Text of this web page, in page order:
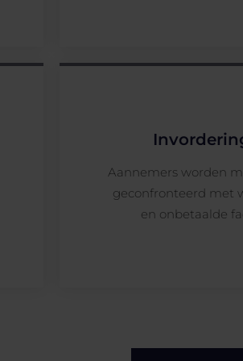
Aannemers worden
geconfronteerd met
en onbetaalde